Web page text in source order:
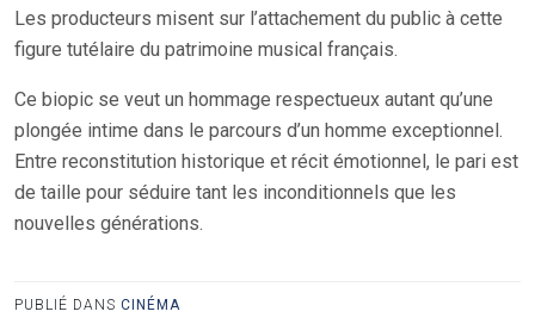
Les producteurs misent sur l’attachement du public à cette
figure tutélaire du patrimoine musical français.
Ce biopic se veut un hommage respectueux autant qu’une
plongée intime dans le parcours d’un homme exceptionnel.
Entre reconstitution historique et récit émotionnel, le pari est
de taille pour séduire tant les inconditionnels que les
nouvelles générations.
PUBLIÉ DANS CINÉMA